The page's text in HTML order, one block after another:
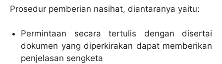
Prosedur pemberian nasihat, diantaranya yaitu:
Permintaan secara tertulis dengan disertai
dokumen yang diperkirakan dapat memberikan
penjelasan sengketa